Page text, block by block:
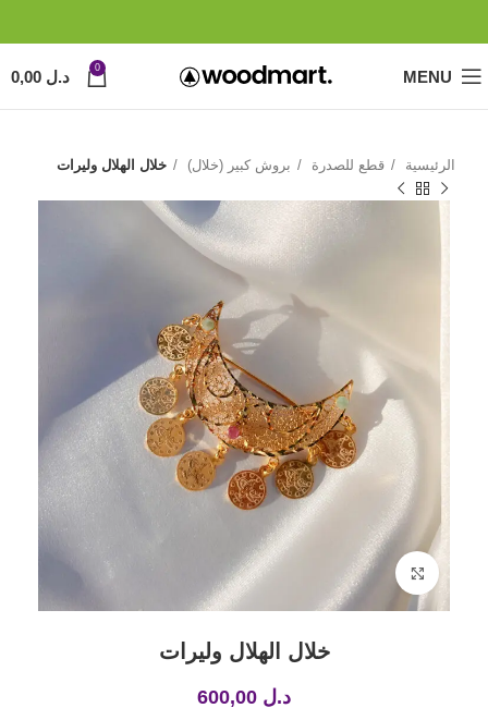
MENU
0 د.ل
الرئيسية قطع للصدرة بروش كبير (خلال) خلال الهلال وليرات
Click to enlarge
خلال الهلال وليرات
د.ل